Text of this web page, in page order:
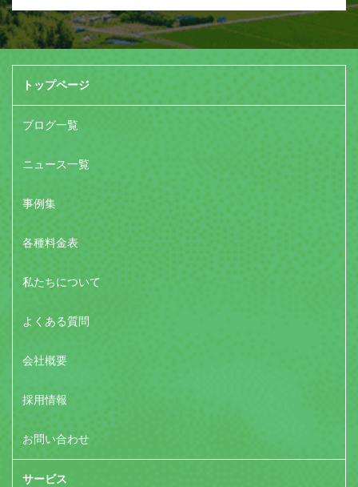
トップページ
ブログ一覧
ニュース一覧
事例集
各種料金表
私たちについて
よくある質問
会社概要
採用情報
お問い合わせ
サービス